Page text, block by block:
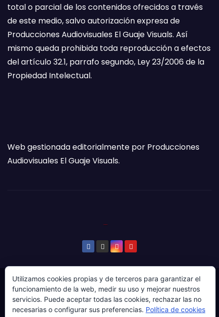
total o parcial de los contenidos ofrecidos a través
de este medio, salvo autorización expresa de
Producciones Audiovisuales El Guaje Visuals. Así
mismo queda prohibida toda reproducción a efectos
del artículo 32.1, parrafo segundo, Ley 23/2006 de la
Propiedad Intelectual.
Web gestionada editorialmente por Producciones
Audiovisuales El Guaje Visuals.
© Copyright 2024. Todos los derechos reservados.
Web gestionada por Producciones Audiovisuales El
Guaje Visuals.
Utilizamos cookies propias y de terceros para garantizar el
funcionamiento de la web, medir su uso y mejorar nuestros
servicios. Puede aceptar todas las cookies, rechazar las no
necesarias o configurar sus preferencias. Política de cookies